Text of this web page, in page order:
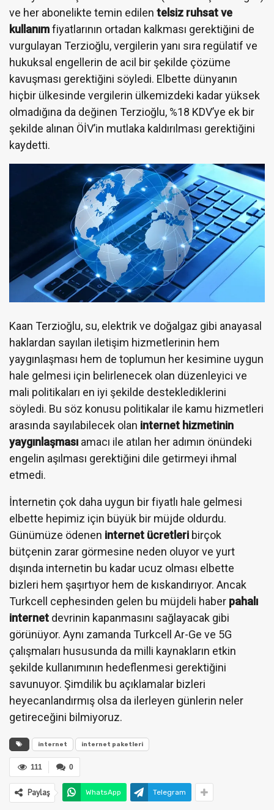
ve her abonelikte temin edilen telsiz ruhsat ve
kullanımfiyatlarının ortadan kalkması gerektiğini de
vurgulayan Terzioğlu, vergilerin yanı sıra regülatif ve
hukuksal engellerin de acil bir şekilde çözüme
kavuşması gerektiğini söyledi. Elbette dünyanın
hiçbir ülkesinde vergilerin ülkemizdeki kadar yüksek
olmadığına da değinen Terzioğlu, %18 KDV’ye ek bir
şekilde alınan ÖİV’in mutlaka kaldırılması gerektiğini
kaydetti.
Kaan Terzioğlu, su, elektrik ve doğalgaz gibi anayasal
haklardan sayılan iletişim hizmetlerinin hem
yaygınlaşması hem de toplumun her kesimine uygun
hale gelmesi için belirlenecek olan düzenleyici ve
mali politikaları en iyi şekilde desteklediklerini
söyledi. Bu söz konusu politikalar ile kamu hizmetleri
arasında sayılabilecek olan internet hizmetinin
yaygınlaşması amacı ile atılan her adımın önündeki
engelin aşılması gerektiğini dile getirmeyi ihmal
etmedi.
İnternetin çok daha uygun bir fiyatlı hale gelmesi
elbette hepimiz için büyük bir müjde oldurdu.
Günümüze ödenen internet ücretleri birçok
bütçenin zarar görmesine neden oluyor ve yurt
dışında internetin bu kadar ucuz olması elbette
bizleri hem şaşırtıyor hem de kıskandırıyor. Ancak
Turkcell cephesinden gelen bu müjdeli haber pahalı
internet devrinin kapanmasını sağlayacak gibi
görünüyor. Aynı zamanda Turkcell Ar-Ge ve 5G
çalışmaları hususunda da milli kaynakların etkin
şekilde kullanımının hedeflenmesi gerektiğini
savunuyor. Şimdilik bu açıklamalar bizleri
heyecanlandırmış olsa da ilerleyen günlerin neler
getireceğini bilmiyoruz.
internet internet paketleri
0
111
Paylaş WhatsApp Telegram